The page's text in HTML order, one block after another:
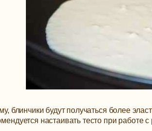
блинчики будут получаться более
настаивать тесто при работе